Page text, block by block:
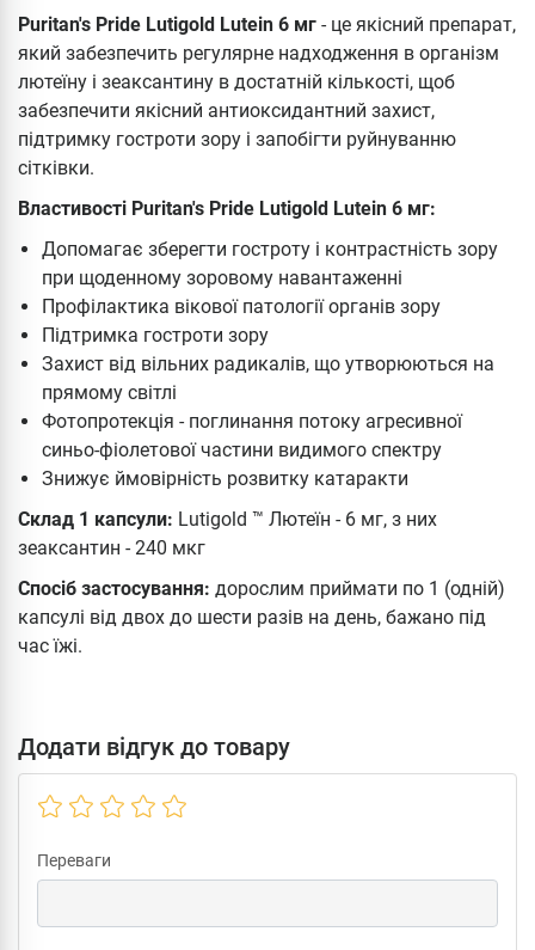
Puritan's Pride Lutigold Lutein 6 мг - це якісний препарат,
який забезпечить регулярне надходження в організм
лютеїну і зеаксантину в достатній кількості, щоб
забезпечити якісний антиоксидантний захист,
підтримку гостроти зору і запобігти руйнуванню
сітківки.
Властивості Puritan's Pride Lutigold Lutein 6 мг:
Допомагає зберегти гостроту і контрастність зору
при щоденному зоровому навантаженні
Профілактика вікової патології органів зору
Підтримка гостроти зору
Захист від вільних радикалів, що утворюються на
прямому світлі
Фотопротекція - поглинання потоку агресивної
синьо-фіолетової частини видимого спектру
Знижує ймовірність розвитку катаракти
Склад 1 капсули: Lutigold ™ Лютеїн - 6 мг, з них
зеаксантин - 240 мкг
Спосіб застосування: дорослим приймати по 1 (одній)
капсулі від двох до шести разів на день, бажано під
час їжі.
Додати відгук до товару
Переваги